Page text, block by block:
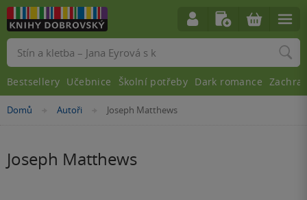
Nacházíte
Domů »Autoři »Joseph Matthews
Joseph Matthews
Vyhledávání
Bestsellery Učebnice Školní potřeby Dark romance